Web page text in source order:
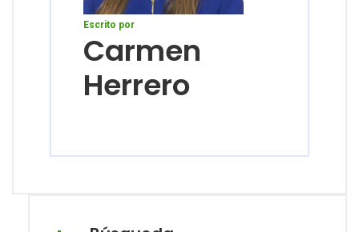
Escrito por
Carmen
Herrero